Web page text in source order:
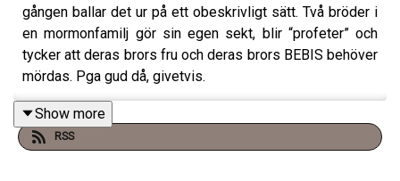
gången ballar det ur på ett obeskrivligt sätt. Två bröder i
en mormonfamilj gör sin egen sekt, blir “profeter” och
tycker att deras brors fru och deras brors BEBIS behöver
mördas. Pga gud då, givetvis.
tw: Grovt våld mot barn, sexuella övergrepp mot barn,
Show more
RSS